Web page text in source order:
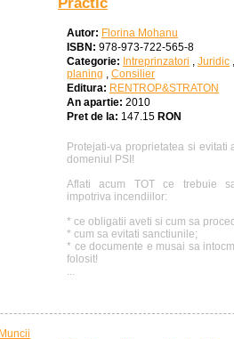
Autor: Florina Mohanu
ISBN: 978-973-722-565-8
Categorie: Intreprinzatori , Juridic
planing , Consilier
Editura: RENTROP&STRATON
An apartie: 2010
Pret de la: 147.15 RON
Protejati-va proprietatea si
domeniul PSI!
Aflati acum TOT ce trebuie
impotriva incendiilor:
* ce obligatii aveti si cum sa
* cum sa evitati sanctiunile;
* ce documente e musai sa
folosit!
...